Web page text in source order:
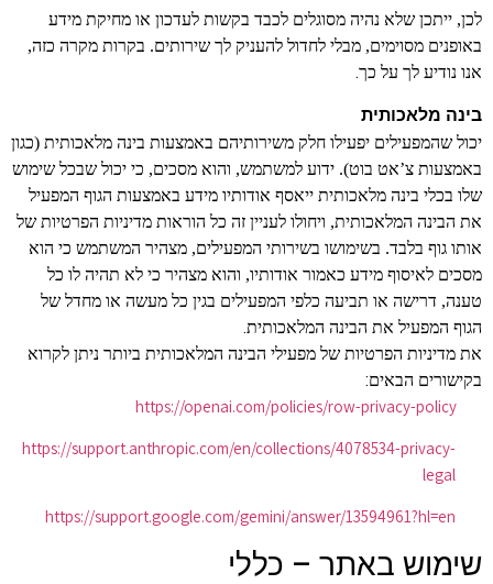
לכן, ייתכן שלא נהיה מסוגלים לכבד בקשות לעדכון או מחיקת מידע
באופנים מסוימים, מבלי לחדול להעניק לך שירותים. בקרות מקרה כזה,
אנו נודיע לך על כך.
בינה מלאכותית
יכול שהמפעילים יפעילו חלק משירותיהם באמצעות בינה מלאכותית (כגון
באמצעות צ’אט בוט). ידוע למשתמש, והוא מסכים, כי יכול שבכל שימוש
שלו בכלי בינה מלאכותית ייאסף אודותיו מידע באמצעות הגוף המפעיל
את הבינה המלאכותית, ויחולו לעניין זה כל הוראות מדיניות הפרטיות של
אותו גוף בלבד. בשימושו בשירותי המפעילים, מצהיר המשתמש כי הוא
מסכים לאיסוף מידע כאמור אודותיו, והוא מצהיר כי לא תהיה לו כל
טענה, דרישה או תביעה כלפי המפעילים בגין כל מעשה או מחדל של
הגוף המפעיל את הבינה המלאכותית.
את מדיניות הפרטיות של מפעילי הבינה המלאכותית ביותר ניתן לקרוא
בקישורים הבאים:
https://openai.com/policies/row-privacy-policy
https://support.anthropic.com/en/collections/4078534-privacy-
legal
https://support.google.com/gemini/answer/13594961?hl=en
שימוש באתר – כללי